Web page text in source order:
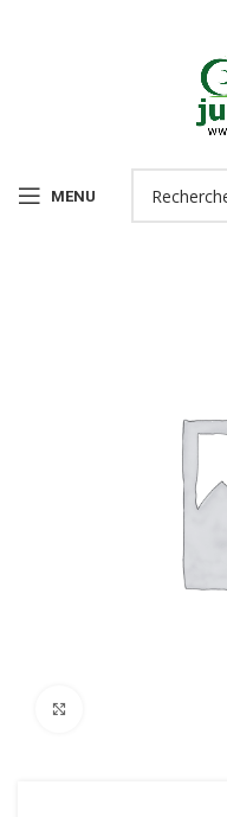
MENU